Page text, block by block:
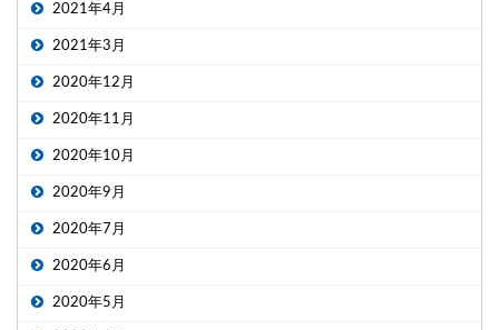
2021年4月
2021年3月
2020年12月
2020年11月
2020年10月
2020年9月
2020年7月
2020年6月
2020年5月